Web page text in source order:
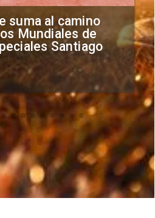
Sifup
por situación
futbolistas